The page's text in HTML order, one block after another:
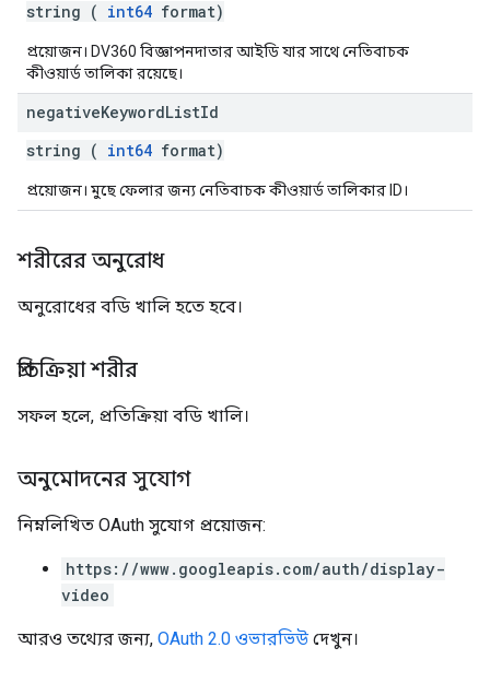
string ( int64 format)
প্রয়োজন। DV360 বিজ্ঞাপনদাতার আইডি যার সাথে নেতিবাচক
কীওয়ার্ড তালিকা রয়েছে।
negativeKeywordListId
string ( int64 format)
প্রয়োজন। মুছে ফেলার জন্য নেতিবাচক কীওয়ার্ড তালিকার ID।
শরীরের অনুরোধ
অনুরোধের বডি খালি হতে হবে।
প্রতিক্রিয়া শরীর
সফল হলে, প্রতিক্রিয়া বডি খালি।
অনুমোদনের সুযোগ
নিম্নলিখিত OAuth সুযোগ প্রয়োজন:
https://www.googleapis.com/auth/display-
video
আরও তথ্যের জন্য, OAuth 2.0 ওভারভিউ দেখুন।